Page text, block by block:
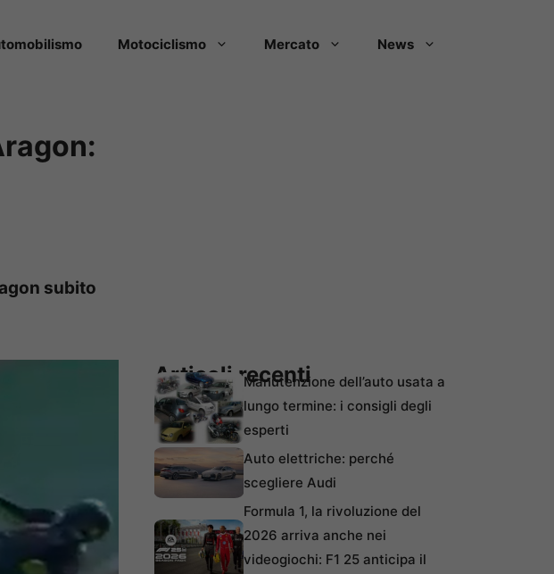
Motociclismo Mercato News
subito
Articoli recentiManutenzione dell’auto usata a
lungo termine: i consigli degli
esperti
Auto elettriche: perché
scegliere Audi
Formula 1, la rivoluzione del
2026 arriva anche nei
videogiochi: F1 25 anticipa il